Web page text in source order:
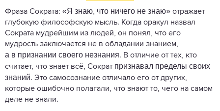
Фраза Сократа: «Я знаю, что ничего не знаю» отражает
глубокую философскую мысль. Когда оракул назвал
Сократа мудрейшим из людей, он понял, что его
мудрость заключается не в обладании знанием,
а в признании своего незнания. В отличие от тех, кто
считает, что знает всё, Сократ признавал пределы своих
знаний. Это самосознание отличало его от других,
которые ошибочно полагали, что знают то, чего на самом
деле не знали.